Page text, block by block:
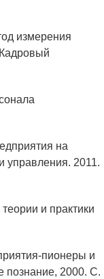
измерения
на
управления. 2011.
и практики
пионеры и
познание, 2000. С.